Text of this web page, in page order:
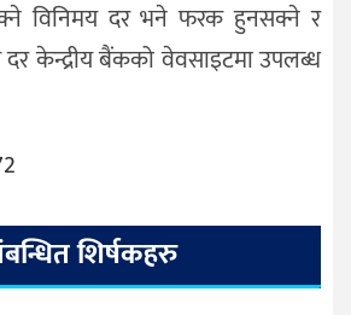
विनिमय दर भने फरक हुनसक्ने र
दर केन्द्रीय बैंकको वेवसाइटमा उपलब्ध
शिर्षकहरु